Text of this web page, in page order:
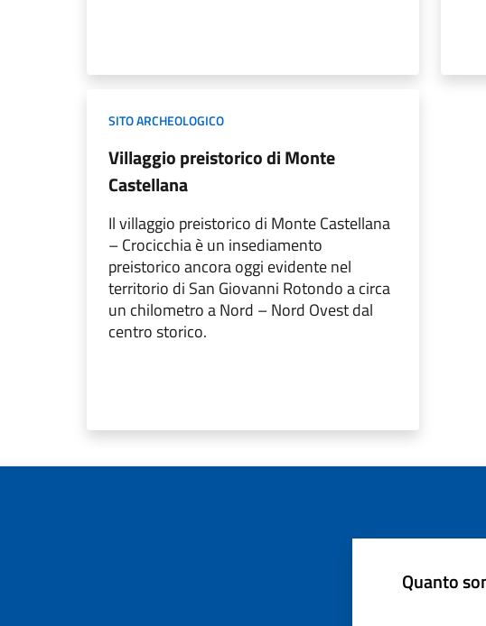
SITO ARCHEOLOGICO
Villaggio preistorico di Monte
Castellana
Il villaggio preistorico di Monte Castellana
– Crocicchia è un insediamento
preistorico ancora oggi evidente nel
territorio di San Giovanni Rotondo a circa
un chilometro a Nord – Nord Ovest dal
centro storico.
Quanto